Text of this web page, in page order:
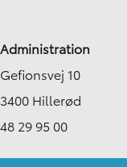
Administration
Gefionsvej 10
3400 Hillerød
48 29 95 00